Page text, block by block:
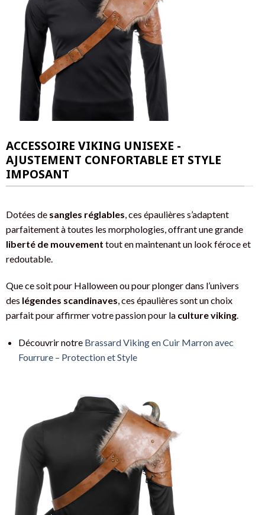
ACCESSOIRE VIKING UNISEXE -
AJUSTEMENT CONFORTABLE ET STYLE
IMPOSANT
Dotées de sangles réglables , ces épaulières s’adaptent
parfaitement à toutes les morphologies, offrant une grande
liberté de mouvement tout en maintenant un look féroce et
redoutable.
Que ce soit pour Halloween ou pour plonger dans l’univers
des légendes scandinaves, ces épaulières sont un choix
parfait pour affirmer votre passion pour la culture viking.
Découvrir notre Brassard Viking en Cuir Marron avec
Fourrure – Protection et Style